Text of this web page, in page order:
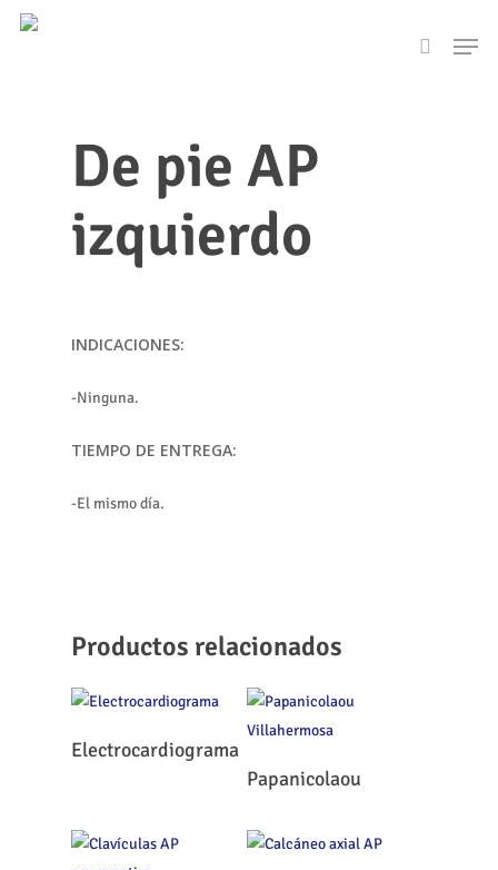
Skip
search
De pie AP
izquierdo
INDICACIONES:
-Ninguna.
TIEMPO DE ENTREGA:
-El mismo día.
Productos relacionados
Leer Más
Electrocardiograma
Leer Más
Papanicolaou